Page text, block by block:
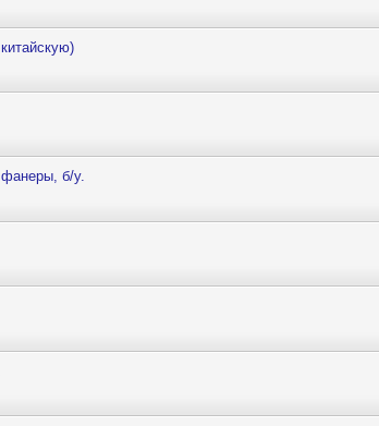
б/у.